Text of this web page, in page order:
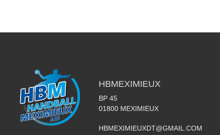
HBMEXIMIEUX
BP 45
01800 MEXIMIEUX
HBMEXIMIEUXDT@GMAIL.COM